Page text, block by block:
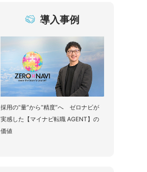
導入事例
採用の“量”から“精度”へ ゼロナビが
実感した【マイナビ転職 AGENT】の
価値